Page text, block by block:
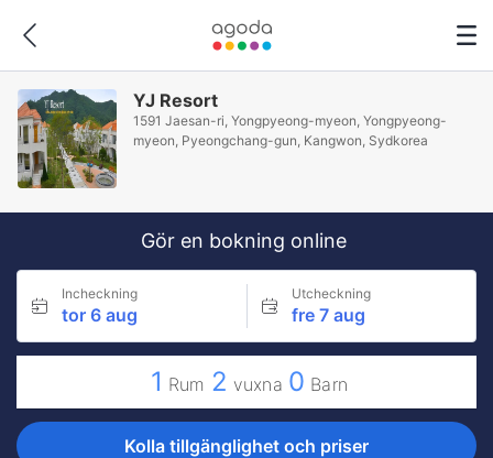
YJ Resort
1591 Jaesan-ri, Yongpyeong-myeon, Yongpyeong-
myeon, Pyeongchang-gun, Kangwon, Sydkorea
Gör en bokning online
Incheckning
tor 6 aug
Utcheckning
fre 7 aug
1 Rum 2 vuxna 0 Barn
Kolla tillgänglighet och priser